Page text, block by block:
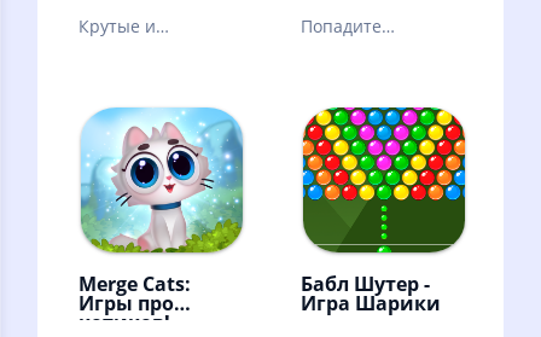
Крутые и
Викторина: Что
это? Популярные
новинки.
Попадите
Merge Cats:
Игры про
котиков!
Бабл Шутер -
Игра Шарики